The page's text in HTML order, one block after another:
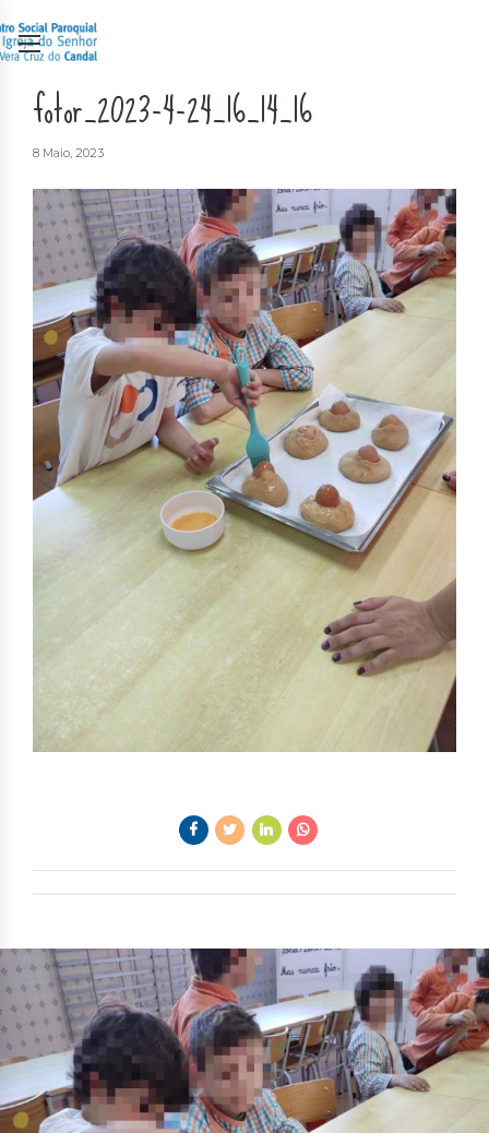
fotor_2023-4-24_16_14_16
8 Maio, 2023